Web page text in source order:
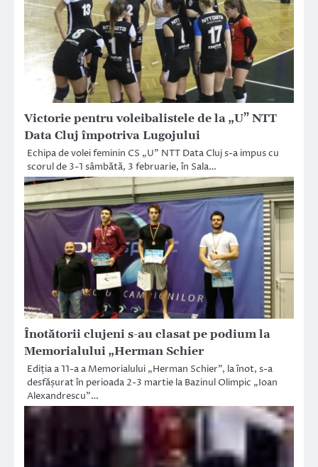
Victorie pentru voleibalistele de la „U” NTT
Data Cluj împotriva Lugojului
Echipa de volei feminin CS „U” NTT Data Cluj s-a impus cu
scorul de 3-1 sâmbătă, 3 februarie, în Sala…
Înotătorii clujeni s-au clasat pe podium la
Memorialului „Herman Schier
Ediția a 11-a a Memorialului „Herman Schier”, la înot, s-a
desfășurat în perioada 2-3 martie la Bazinul Olimpic „Ioan
Alexandrescu”…